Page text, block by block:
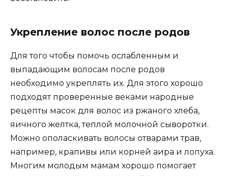
Укрепление волос после родов
Для того чтобы помочь ослабленным и
выпадающим волосам после родов
необходимо укреплять их. Для этого хорошо
подходят проверенные веками народные
рецепты масок для волос из ржаного хлеба,
яичного желтка, теплой молочной сыворотки.
Можно ополаскивать волосы отварами трав,
например, крапивы или корней аира и лопуха.
Многим молодым мамам хорошо помогает